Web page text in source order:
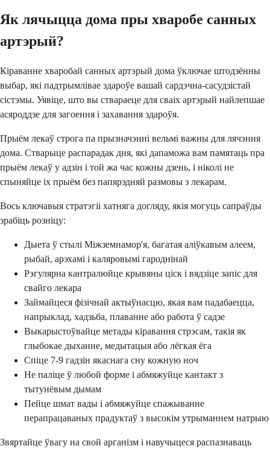
Як лячыцца дома пры хваробе санных
артэрый?
Кіраванне хваробай санных артэрый дома ўключае штодзённы
выбар, які падтрымлівае здароўе вашай сардэчна-сасудзістай
сістэмы. Уявіце, што вы ствараеце для сваіх артэрый найлепшае
асяроддзе для загоення і захавання здароўя.
Прыём лекаў строга па прызначэнні вельмі важны для лячэння
дома. Стварыце распарадак дня, які дапаможа вам памятаць пра
прыём лекаў у адзін і той жа час кожны дзень, і ніколі не
спыняйце іх прыём без папярэдняй размовы з лекарам.
Вось ключавыя стратэгіі хатняга догляду, якія могуць сапраўды
зрабіць розніцу:
Дыета ў стылі Міжземнамор'я, багатая аліўкавым алеем,
рыбай, арэхамі і каляровымі гароднінай
Рэгулярна кантралюйце крывяны ціск і вядзіце запіс для
свайго лекара
Займайцеся фізічнай актыўнасцю, якая вам падабаецца,
напрыклад, хадзьба, плаванне або работа ў садзе
Выкарыстоўвайце метады кіравання стрэсам, такія як
глыбокае дыханне, медытацыя або лёгкая ёга
Спіце 7-9 гадзін якаснага сну кожную ноч
Не паліце ​​ў любой форме і абмяжуйце кантакт з
тытунёвым дымам
Пейце шмат вады і абмяжуйце спажыванне
перапрацаваных прадуктаў з высокім утрыманнем натрыю
Звяртайце ўвагу на свой арганізм і навучыцеся распазнаваць